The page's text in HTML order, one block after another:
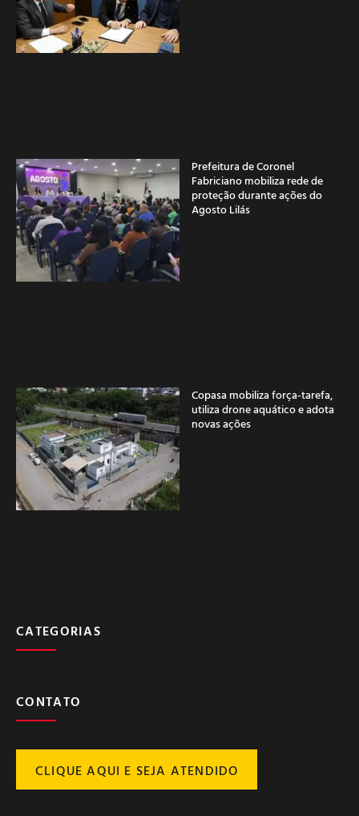
Prefeitura de Coronel
Fabriciano mobiliza rede de
proteção durante ações do
Agosto Lilás
Copasa mobiliza força-tarefa,
utiliza drone aquático e adota
novas ações
CATEGORIAS
CONTATO
CLIQUE AQUI E SEJA ATENDIDO